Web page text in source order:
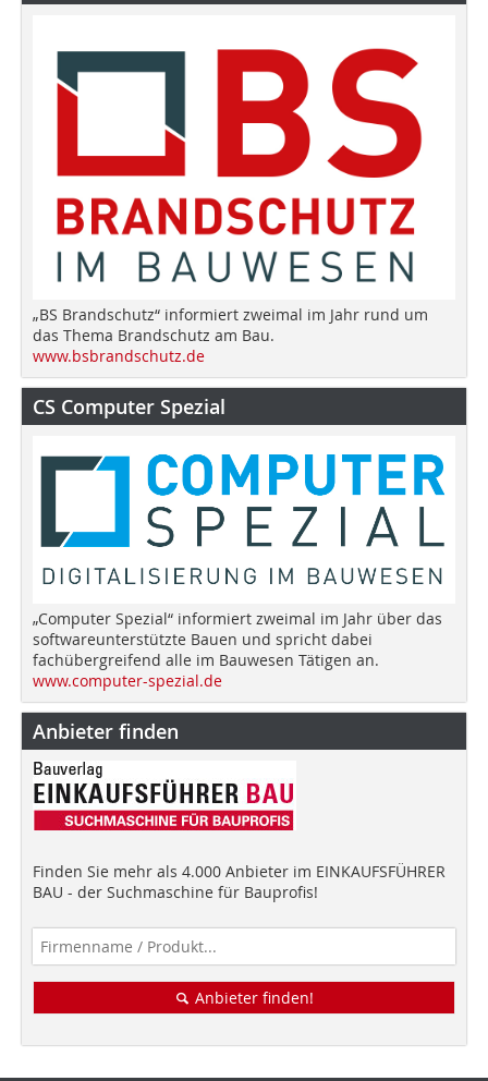
„BS Brandschutz“ informiert zweimal im Jahr rund um
das Thema Brandschutz am Bau.
www.bsbrandschutz.de
CS Computer Spezial
„Computer Spezial“ informiert zweimal im Jahr über das
softwareunterstützte Bauen und spricht dabei
fachübergreifend alle im Bauwesen Tätigen an.
www.computer-spezial.de
Anbieter finden
Finden Sie mehr als 4.000 Anbieter im EINKAUFSFÜHRER
BAU - der Suchmaschine für Bauprofis!
Anbieter finden!